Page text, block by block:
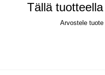
Tällä
Arvostele